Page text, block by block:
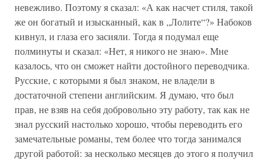
невежливо. Поэтому я сказал: «А как насчет стиля, такой
же он богатый и изысканный, как в „Лолите“?» Набоков
кивнул, и глаза его засияли. Тогда я подумал еще
полминуты и сказал: «Нет, я никого не знаю». Мне
казалось, что он сможет найти достойного переводчика.
Русские, с которыми я был знаком, не владели в
достаточной степени английским. Я думаю, что был
прав, не взяв на себя добровольно эту работу, так как не
знал русский настолько хорошо, чтобы переводить его
замечательные романы, тем более что тогда занимался
другой работой: за несколько месяцев до этого я получил